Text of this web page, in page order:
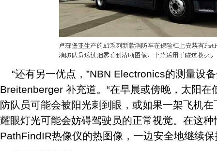
“还有另一优点，”NBN Electronics的测量设
Breitenberger 补充道。“在早晨或傍晚，太阳
防队员可能会被阳光刺到眼，或如果一架飞机
耀眼灯光可能会妨碍驾驶员的正常视觉。在这
PathFindIR热像仪的热图像，一边安全地继续保